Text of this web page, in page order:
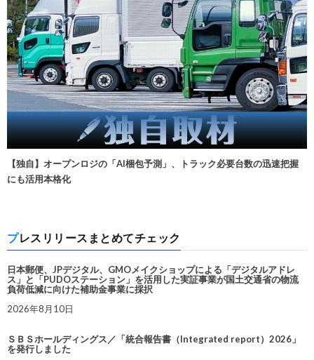
【独自】オープンロジの「AI梱包予測」、トラック必要台数の迅速把握
にも活用本格化
プレスリリースまとめてチェック
日本郵便、JPデジタル、GMOメイクショップによる「デジタルアドレ
ス」と「PUDOステーション」を活用した実証事業が国土交通省の物流
負荷低減に向けた補助金事業に採択
2026年8月10日
ＳＢＳホールディングス／「統合報告書（Integrated report）2026」
を発行しました